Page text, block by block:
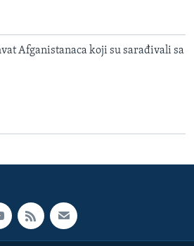
Afganistanaca koji su sarađivali sa